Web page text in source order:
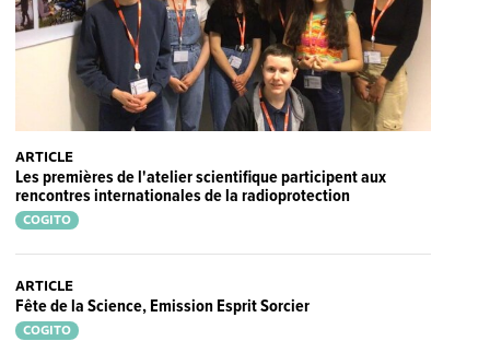
ARTICLE
Les premières de l'atelier scientifique participent aux
rencontres internationales de la radioprotection
COGITO
ARTICLE
Fête de la Science, Emission Esprit Sorcier
COGITO